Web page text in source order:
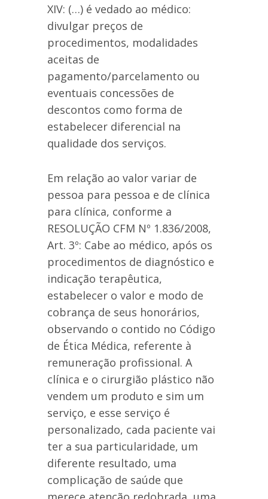
XIV: (…) é vedado ao médico:
divulgar preços de
procedimentos, modalidades
aceitas de
pagamento/parcelamento ou
eventuais concessões de
descontos como forma de
estabelecer diferencial na
qualidade dos serviços.
Em relação ao valor variar de
pessoa para pessoa e de clínica
para clínica, conforme a
RESOLUÇÃO CFM Nº 1.836/2008,
Art. 3º: Cabe ao médico, após os
procedimentos de diagnóstico e
indicação terapêutica,
estabelecer o valor e modo de
cobrança de seus honorários,
observando o contido no Código
de Ética Médica, referente à
remuneração profissional. A
clínica e o cirurgião plástico não
vendem um produto e sim um
serviço, e esse serviço é
personalizado, cada paciente vai
ter a sua particularidade, um
diferente resultado, uma
complicação de saúde que